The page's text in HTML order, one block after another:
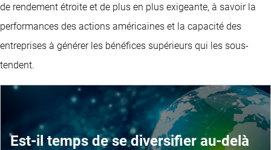
de rendement étroite et de plus en plus exigeante, à savoir la
performances des actions américaines et la capacité des
entreprises à générer les bénéfices supérieurs qui les sous-
tendent.
Est-il temps de se diversifier au-delà